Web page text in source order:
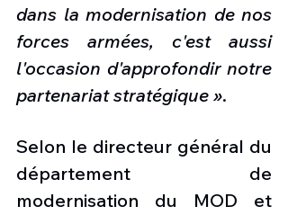
dans la modernisation de nos
forces armées, c'est aussi
l'occasion d'approfondir notre
partenariat stratégique ».
Selon le directeur général du
département de
modernisation du MOD et